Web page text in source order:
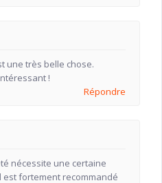
une très belle chose.
!
Répondre
nécessite une certaine
est fortement recommandé